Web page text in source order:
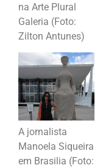
na Arte Plural
Galeria (Foto:
Zilton Antunes)
A jornalista
Manoela Siqueira
em Brasilia (Foto: